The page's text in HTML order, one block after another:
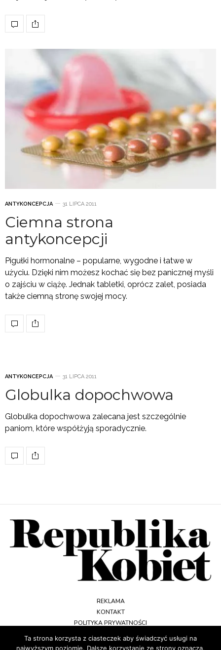
ANTYKONCEPCJA 31 LIPCA 2011
Ciemna strona
antykoncepcji
Pigułki hormonalne – popularne, wygodne i łatwe w
użyciu. Dzięki nim możesz kochać się bez panicznej myśli
o zajściu w ciążę. Jednak tabletki, oprócz zalet, posiada
także ciemną stronę swojej mocy.
ANTYKONCEPCJA 31 LIPCA 2011
Globulka dopochwowa
Globulka dopochwowa zalecana jest szczególnie
paniom, które współżyją sporadycznie.
REKLAMA
KONTAKT
POLITYKA PRYWATNOŚCI
Ta strona korzysta z ciasteczek aby świadczyć usługi na
najwyższym poziomie. Dalsze korzystanie ze strony oznacza,